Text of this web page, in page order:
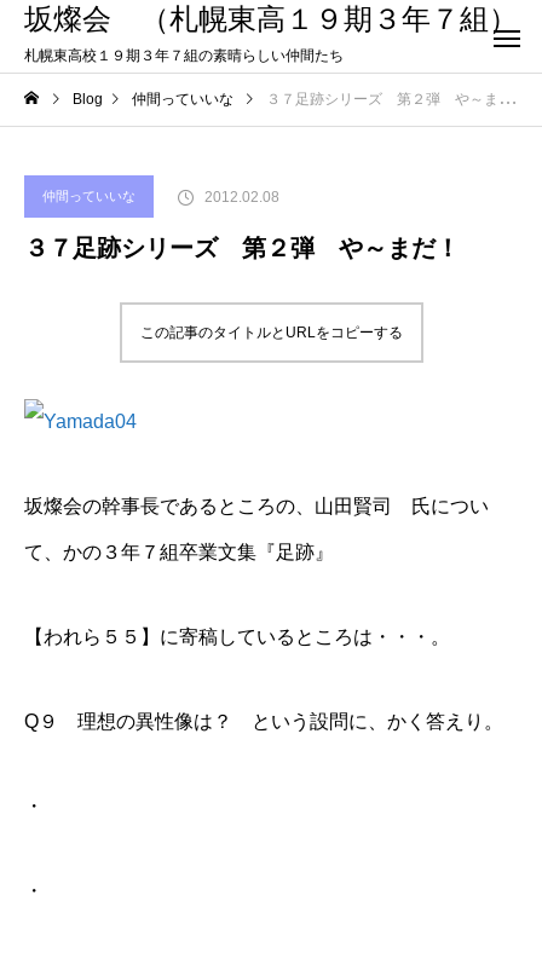
坂燦会 （札幌東高１９期３年７組）
札幌東高校１９期３年７組の素晴らしい仲間たち
Blog 仲間っていいな ３７足跡シリーズ 第２弾 や～まだ！
仲間っていいな 2012.02.08
３７足跡シリーズ 第２弾 や～まだ！
この記事のタイトルとURLをコピーする
坂燦会の幹事長であるところの、山田賢司 氏につい
て、かの３年７組卒業文集『足跡』
【われら５５】に寄稿しているところは・・・。
Q９ 理想の異性像は？ という設問に、かく答えり。
・
・